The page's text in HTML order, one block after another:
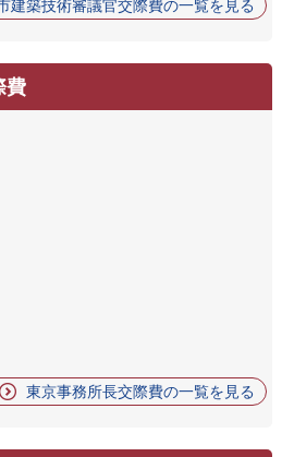
建築技術審議官交際費の一覧を見る
費
東京事務所長交際費の一覧を見る